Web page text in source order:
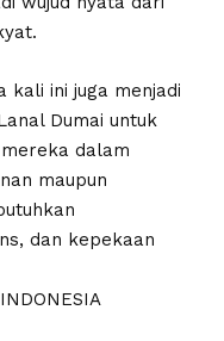
kali ini juga menjadi
Dumai untuk
dalam
maupun
dan kepekaan